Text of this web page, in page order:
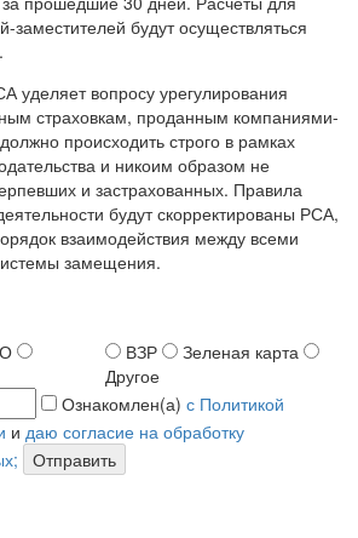
заместителей будут осуществляться
уделяет вопросу урегулирования
страховкам, проданным компаниями-
происходить строго в рамках
и никоим образом не
и застрахованных. Правила
будут скорректированы РСА,
взаимодействия между всеми
замещения.
ВЗР
Зеленая карта
Другое
Ознакомлен(а) с Политикой
и даю согласие на обработку
Отправить